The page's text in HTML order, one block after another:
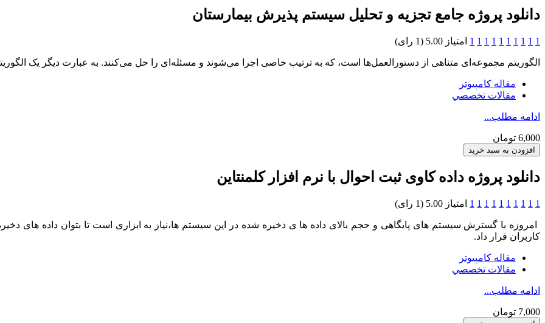
دانلود پروژه جامع تجزیه و تحلیل سیستم پذیرش بیمارستان
1
1
1
1
1
1
1
1
1
1 امتیاز 5.00 (1 رای)
الگوریتم مجموعه‌ای متناهی از دستورالعمل‌ها است، که به ترتیب خاصی اجرا می‌شوند و مسئله‌ای را حل می‌کنند. به عبارت دیگر یک
مقاله کامپیوتر
مقالات تخصصي
ادامه مطلب...
6,000 تومان
دانلود پروژه داده کاوی ثبت احوال با نرم افزار کلمنتاین‎
1
1
1
1
1
1
1
1
1
1 امتیاز 5.00 (1 رای)
امروزه با گسترش سیستم های پایگاهی و حجم بالای داده ها ی ذخیره شده در این سیستم ها،نیاز به ابزاری است تا بتوان داده های
کاربران قرار داد.
مقاله کامپیوتر
مقالات تخصصي
ادامه مطلب...
7,000 تومان